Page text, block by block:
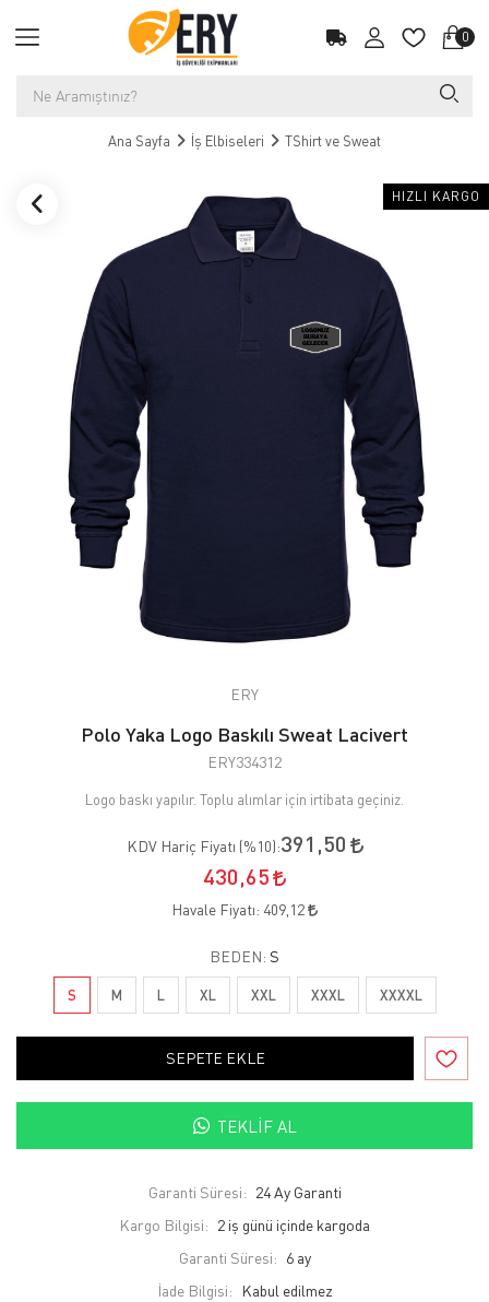
0
Ana Sayfa İş Elbiseleri TShirt ve Sweat
HIZLI KARGO
ERY
Polo Yaka Logo Baskılı Sweat Lacivert
ERY334312
Logo baskı yapılır. Toplu alımlar için irtibata geçiniz.
KDV Hariç Fiyatı (%10):391,50
430,65
Havale Fiyatı: 409,12
BEDEN: S
S M L XL XXL XXXL XXXXL
SEPETE EKLE
TEKLIF AL
Garanti Süresi: 24 Ay Garanti
Kargo Bilgisi: 2 iş günü içinde kargoda
Garanti Süresi: 6 ay
İade Bilgisi: